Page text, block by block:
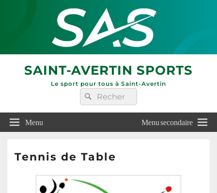
SAINT-AVERTIN SPORTS
Le sport pour tous à Saint-Avertin
Recherche :
Rechercher
Menu Menu secondaire
Tennis de Table